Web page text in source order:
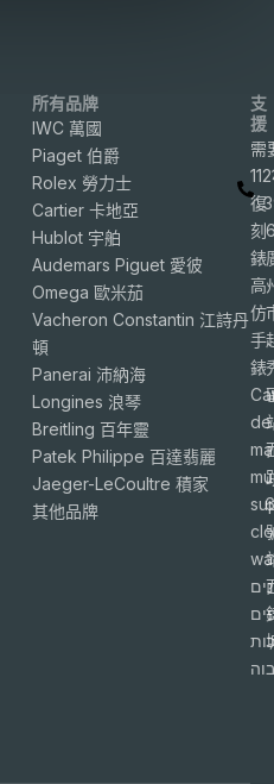
所有品牌
IWC 萬國
Piaget 伯爵
Rolex 勞力士
Cartier 卡地亞
Hublot 宇舶
Audemars Piguet 愛彼
Omega 歐米茄
Vacheron Constantin 江詩丹
頓
Panerai 沛納海
Longines 浪琴
Breitling 百年靈
Patek Philippe 百達翡麗
Jaeger-LeCoultre 積家
其他品牌
支
援
需
復
刻
錶
高
仿
手
錶
de